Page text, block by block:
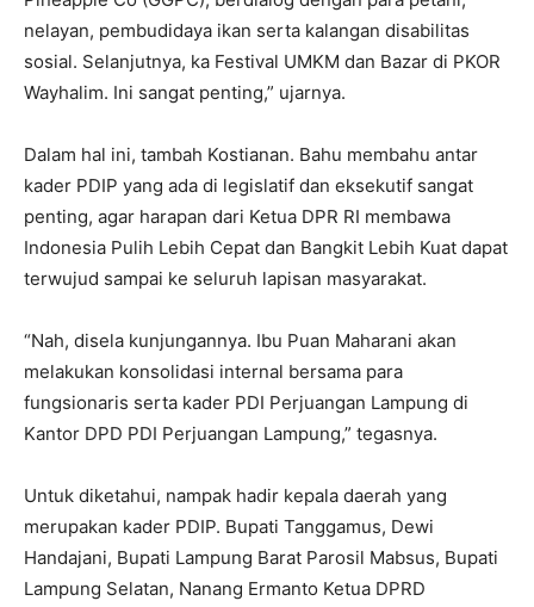
nelayan, pembudidaya ikan serta kalangan disabilitas
sosial. Selanjutnya, ka Festival UMKM dan Bazar di PKOR
Wayhalim. Ini sangat penting,” ujarnya.
Dalam hal ini, tambah Kostianan. Bahu membahu antar
kader PDIP yang ada di legislatif dan eksekutif sangat
penting, agar harapan dari Ketua DPR RI membawa
Indonesia Pulih Lebih Cepat dan Bangkit Lebih Kuat dapat
terwujud sampai ke seluruh lapisan masyarakat.
“Nah, disela kunjungannya. Ibu Puan Maharani akan
melakukan konsolidasi internal bersama para
fungsionaris serta kader PDI Perjuangan Lampung di
Kantor DPD PDI Perjuangan Lampung,” tegasnya.
Untuk diketahui, nampak hadir kepala daerah yang
merupakan kader PDIP. Bupati Tanggamus, Dewi
Handajani, Bupati Lampung Barat Parosil Mabsus, Bupati
Lampung Selatan, Nanang Ermanto Ketua DPRD